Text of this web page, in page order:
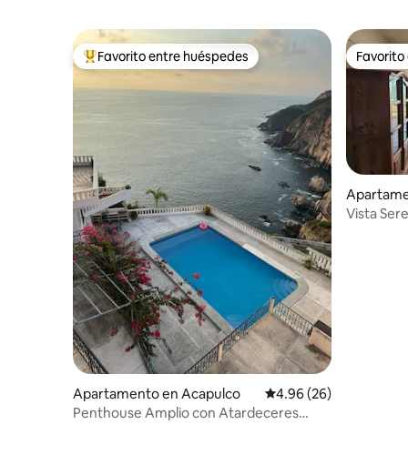
Favorito entre huéspedes preferido
Favorito entre huéspedes
Apartamento en Acapulco Calificación promedio:
4.96 (26)
Penthouse Amplio con Atardeceres
Vista